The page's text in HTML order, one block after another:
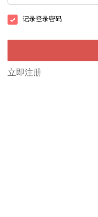
记录登录密码
立即注册